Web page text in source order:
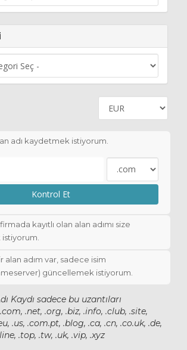
adı kaydetmek istiyorum.
Kontrol Et
kayıtlı olan alan adımı size
alan adım var, sadece isim
güncellemek istiyorum.
Kaydı sadece bu uzantıları
.net, .org, .biz, .info, .club, .site,
.us, .com.pt, .blog, .ca, .cn, .co.uk, .de,
.top, .tw, .uk, .vip, .xyz